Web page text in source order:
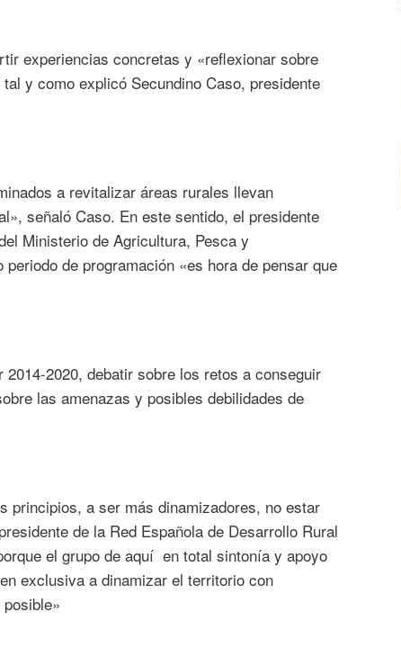
experiencias concretas y «reflexionar sobre
y como explicó Secundino Caso, presidente
a revitalizar áreas rurales llevan
señaló Caso. En este sentido, el presidente
Ministerio de Agricultura, Pesca y
de programación «es hora de pensar que
2020, debatir sobre los retos a conseguir
las amenazas y posibles debilidades de
principios, a ser más dinamizadores, no estar
de la Red Española de Desarrollo Rural
el grupo de aquí en total sintonía y apoyo
exclusiva a dinamizar el territorio con